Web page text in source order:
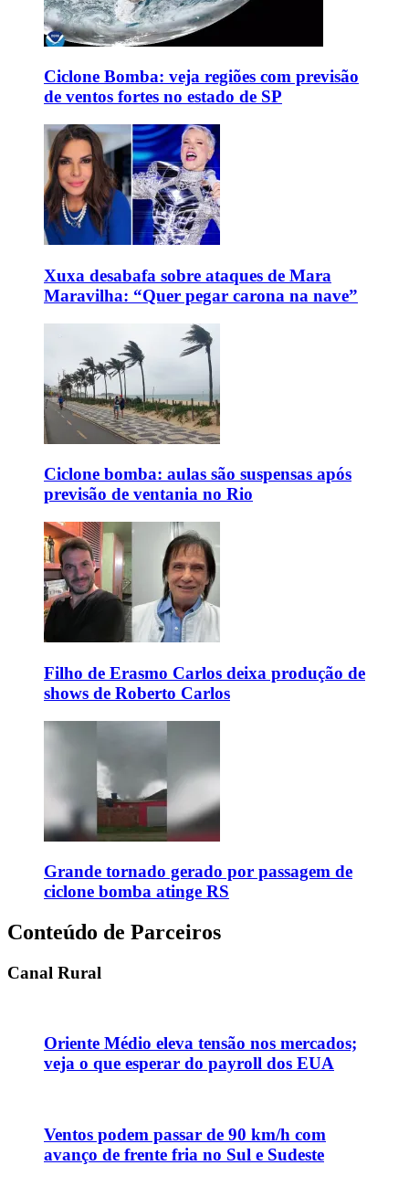
Ciclone Bomba: veja regiões com previsão
de ventos fortes no estado de SP
Xuxa desabafa sobre ataques de Mara
Maravilha: “Quer pegar carona na nave”
Ciclone bomba: aulas são suspensas após
previsão de ventania no Rio
Filho de Erasmo Carlos deixa produção de
shows de Roberto Carlos
Grande tornado gerado por passagem de
ciclone bomba atinge RS
Conteúdo de Parceiros
Canal Rural
Oriente Médio eleva tensão nos mercados;
veja o que esperar do payroll dos EUA
Ventos podem passar de 90 km/h com
avanço de frente fria no Sul e Sudeste